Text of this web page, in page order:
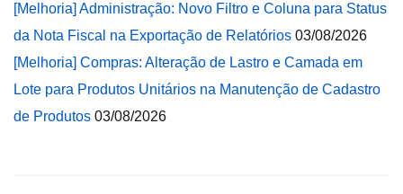
[Melhoria] Administração: Novo Filtro e Coluna para Status
da Nota Fiscal na Exportação de Relatórios 03/08/2026
[Melhoria] Compras: Alteração de Lastro e Camada em
Lote para Produtos Unitários na Manutenção de Cadastro
de Produtos 03/08/2026